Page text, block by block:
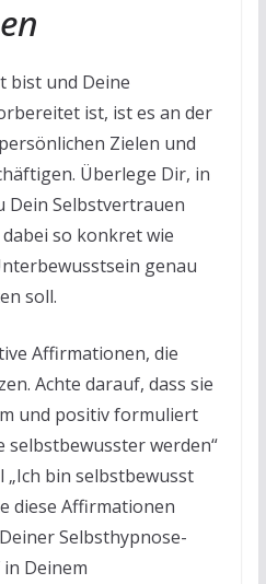
bist und Deine
ist, ist es an der
Zielen und
Überlege Dir, in
Dein Selbstvertrauen
so konkret wie
genau
soll.
Affirmationen, die
Achte darauf, dass sie
und positiv formuliert
selbstbewusster werden“
„Ich bin selbstbewusst
diese Affirmationen
Selbsthypnose-
Deinem